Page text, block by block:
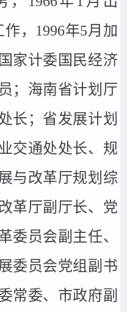
，1996年5月加
家计委国民经济
；海南省计划厅
长；省发展计划
交通处处长、规
与改革厅规划综
革厅副厅长、党
委员会副主任、
委员会党组副书
常委、市政府副